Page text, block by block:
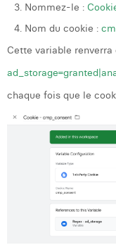
Nommez-le :
Nom du cookie :
Cette variable
chaque fois que le